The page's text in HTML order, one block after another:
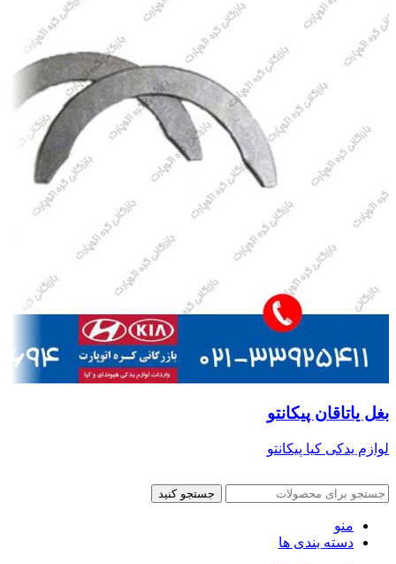
بغل یاتاقان پیکانتو
لوازم یدکی کیا پیکانتو
جستجو کنید
منو
دسته بندی ها